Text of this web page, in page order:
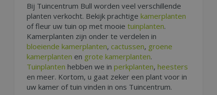
Bij Tuincentrum Bull worden veel verschillende
planten verkocht. Bekijk prachtige kamerplanten
of fleur uw tuin op met mooie tuinplanten.
Kamerplanten zijn onder te verdelen in
bloeiende kamerplanten, cactussen, groene
kamerplanten en grote kamerplanten.
Tuinplanten hebben we in perkplanten, heesters
en meer. Kortom, u gaat zeker een plant voor in
uw kamer of tuin vinden in ons Tuincentrum.